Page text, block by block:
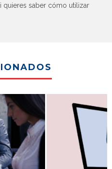
quieres saber cómo utilizar